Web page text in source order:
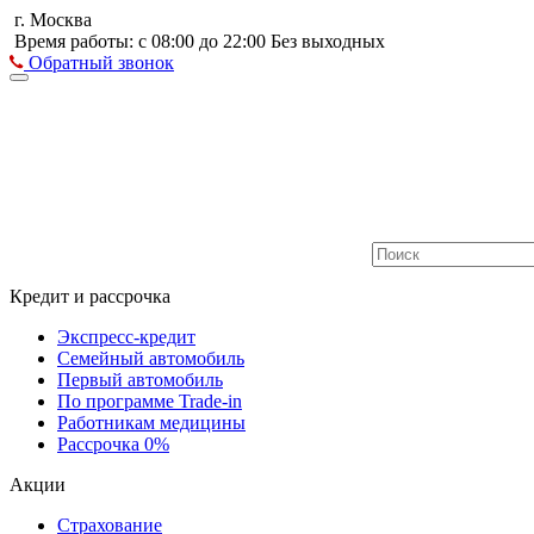
г. Москва
Время работы: с 08:00 до 22:00 Без выходных
Обратный звонок
Кредит и рассрочка
Экспресс-кредит
Семейный автомобиль
Первый автомобиль
По программе Trade-in
Работникам медицины
Рассрочка 0%
Акции
Страхование